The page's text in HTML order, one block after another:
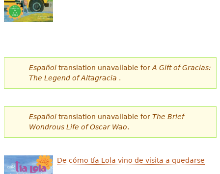
Españoltranslation unavailable for A Gift of Gracias:
The Legend of Altagracia .
Españoltranslation unavailable for The Brief
Wondrous Life of Oscar Wao.
De cómo tía Lola vino de visita a quedarse